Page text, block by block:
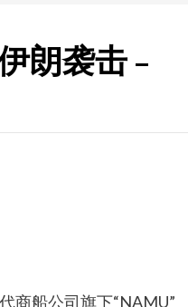
朗袭击 –
商船公司旗下“NAMU”